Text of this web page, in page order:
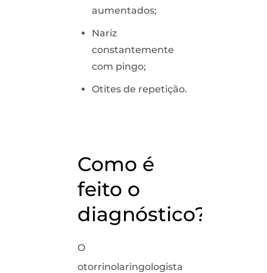
aumentados;
Nariz
constantemente
com pingo;
Otites de repetição.
Como é
feito o
diagnóstico?
O
otorrinolaringologista